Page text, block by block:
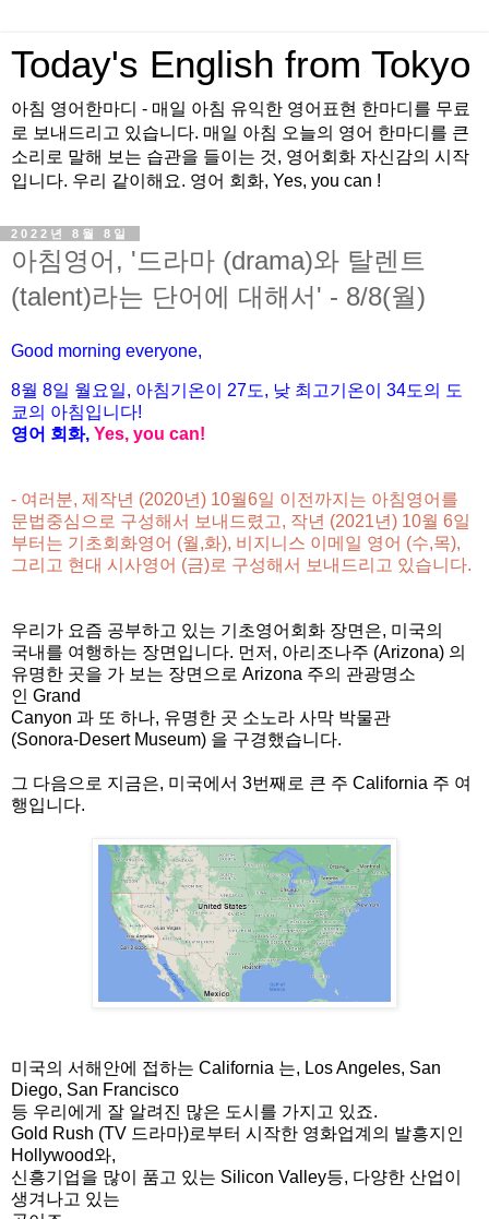
Today's English from Tokyo
아침 영어한마디 - 매일 아침 유익한 영어표현 한마디를 무료
로 보내드리고 있습니다. 매일 아침 오늘의 영어 한마디를 큰
소리로 말해 보는 습관을 들이는 것, 영어회화 자신감의 시작
입니다. 우리 같이해요. 영어 회화, Yes, you can !
2022년 8월 8일
아침영어, '드라마 (drama)와 탈렌트
(talent)라는 단어에 대해서' - 8/8(월)
Good morning everyone,
8월 8일 월 요일, 아침기온이 27도, 낮 최고기온이 34도의 도
쿄의 아침입니다!
영어 회화, Yes, you can!
- 여러분, 제작년 (2020년) 10월6일 이전까지는 아침영어를
문법중심으로 구성해서 보내드렸고, 작년 (2021년) 10월 6일
부터는 기초회화영어 (월,화), 비지니스 이메일 영어 (수,목),
그리고 현대 시사영어 (금)로 구성해서 보내드리고 있습니다.
우리가 요즘 공부하고 있는 기초영어회화 장면은, 미국의
국내를 여행하는 장면입니다. 먼저, 아리조나주 (Arizona) 의
유명한 곳을 가 보는 장면으로 Arizona 주의 관광명소
인 Grand
Canyon 과 또 하나, 유명한 곳 소노라 사막 박물관
(Sonora-Desert Museum) 을 구경했습니다.
그 다음으로 지금은, 미국에서 3번째로 큰 주 California 주 여
행입니다.
미국의 서해안에 접하는 California 는, Los Angeles, San
Diego, San Francisco
등 우리에게 잘 알려진 많은 도시를 가지고 있죠.
Gold Rush (TV 드라마)로부터 시작한 영화업계의 발흥지인
Hollywood와,
신흥기업을 많이 품고 있는 Silicon Valley등, 다양한 산업이
생겨나고 있는